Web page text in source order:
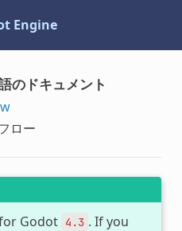
Engine
のドキュメント
ロー
Godot 4.3 . If you